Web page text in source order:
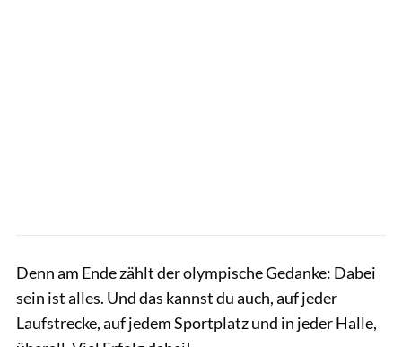
Denn am Ende zählt der olympische Gedanke: Dabei
sein ist alles. Und das kannst du auch, auf jeder
Laufstrecke, auf jedem Sportplatz und in jeder Halle,